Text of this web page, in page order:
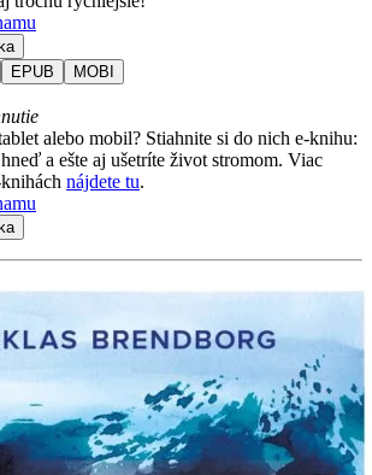
EPUB MOBI
alebo mobil? Stiahnite si do nich e-knihu:
a ešte aj ušetríte život stromom. Viac
nájdete tu.